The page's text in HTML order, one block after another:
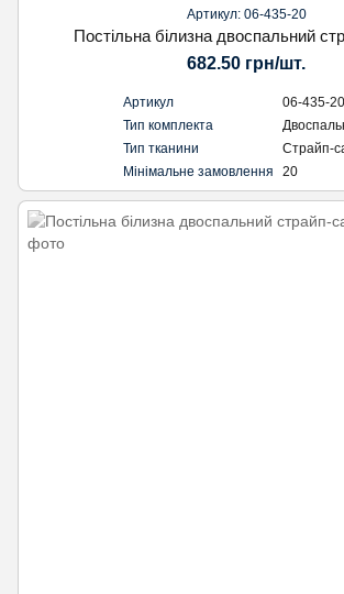
Артикул: 06-435-20
Постільна білизна двоспальний
682.50 грн/шт.
Артикул
06-435-20
Тип комплекта
Тип тканини
Страйп-
Мінімальне замовлення
20